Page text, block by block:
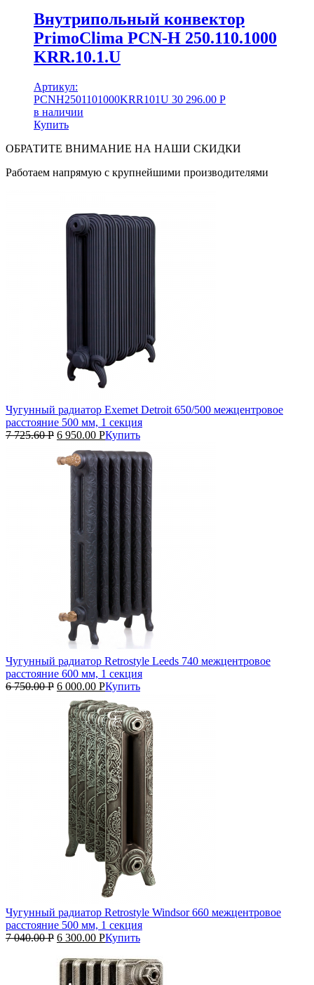
Внутрипольный конвектор
PrimoClima PCN-H 250.110.1000
KRR.10.1.U
Артикул:
PCNH2501101000KRR101U 30 296.00 Р
в наличии
Купить
ОБРАТИТЕ ВНИМАНИЕ НА НАШИ СКИДКИ
Работаем напрямую с крупнейшими производителями
Чугунный радиатор Exemet Detroit 650/500 межцентровое
расстояние 500 мм, 1 секция
7 725.60Р 6 950.00 РКупить
Чугунный радиатор Retrostyle Leeds 740 межцентровое
расстояние 600 мм, 1 секция
6 750.00Р 6 000.00 РКупить
Чугунный радиатор Retrostyle Windsor 660 межцентровое
расстояние 500 мм, 1 секция
7 040.00Р 6 300.00 РКупить